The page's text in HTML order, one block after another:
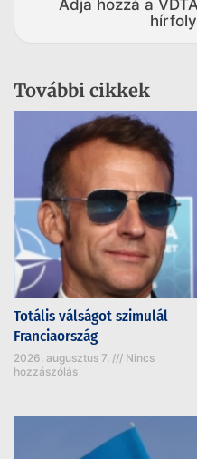
Adja hozzá a
További cikkek
Totális válságot szimulál
Franciaország
2026. augusztus 7.
Nincs
hozzászólás